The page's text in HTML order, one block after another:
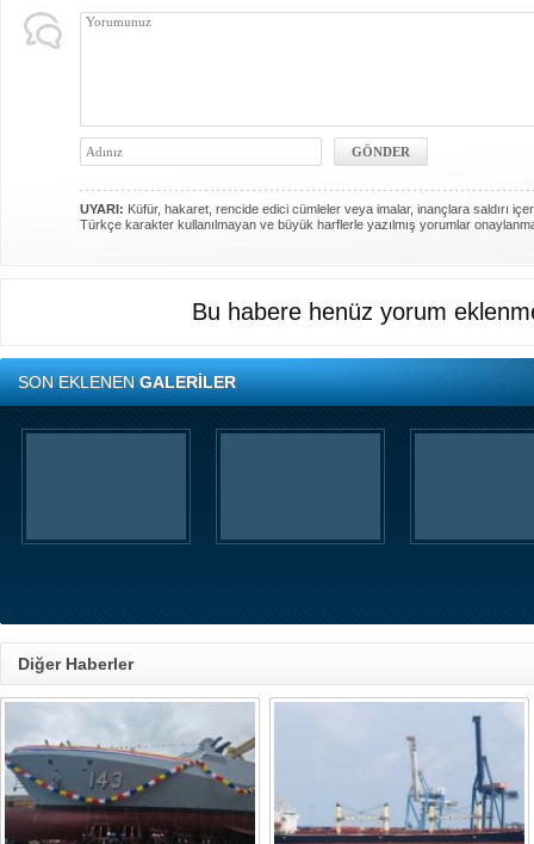
UYARI: Küfür, hakaret, rencide edici cümleler veya imalar, inançlara saldırı
Türkçe karakter kullanılmayan ve büyük harflerle yazılmış yorumlar
Bu habere henüz yorum
SON EKLENENGALERİLER
Diğer Haberler